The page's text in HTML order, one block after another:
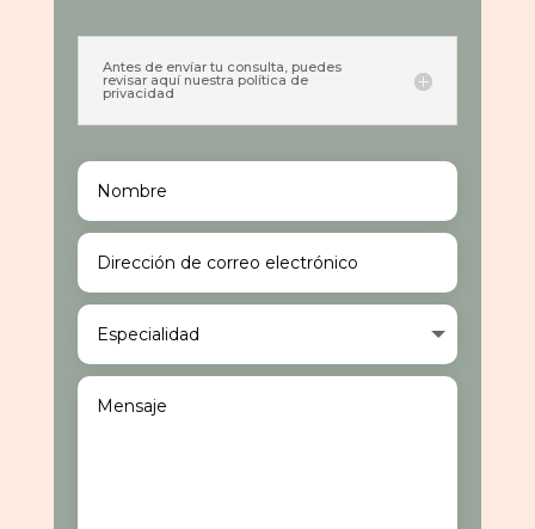
Antes de envíar tu consulta, puedes
revisar aquí nuestra política de
privacidad